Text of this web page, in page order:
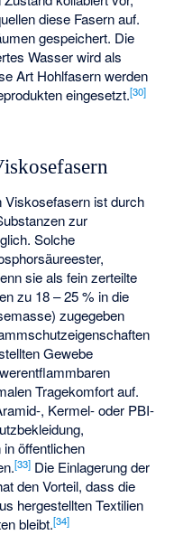
diese Fasern auf.
gespeichert. Die
Wasser wird als
Art Hohlfasern werden
eingesetzt.[30]
ist durch
zur
Solche
sie als fein zerteilte
zu 18 – 25 % in die
zugegeben
Gewebe
Tragekomfort auf.
, Kermel- oder PBI-
öffentlichen
[33] Die Einlagerung der
den Vorteil, dass die
hergestellten Textilien
bleibt.[34]